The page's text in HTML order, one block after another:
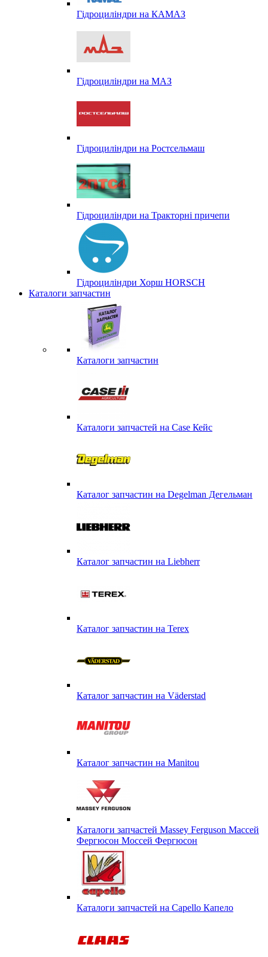
Гідроциліндри на КАМАЗ
Гідроциліндри на МАЗ
Гідроциліндри на Ростсельмаш
Гідроциліндри на Тракторні причепи
Гідроциліндри Хорш HORSCH
Каталоги запчастин
Каталоги запчастин
Каталоги запчастей на Case Кейс
Каталог запчастин на Degelman Дегельман
Каталог запчастин на Liebherr
Каталог запчастин на Terex
Каталог запчастин на Väderstad
Каталог запчастин на Маnitou
Каталоги запчастей Massey Ferguson Массей
Фергюсон Моссей Фергюсон
Каталоги запчастей на Capello Капело